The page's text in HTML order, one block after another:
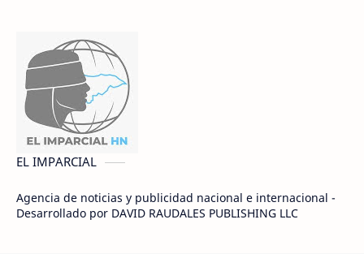
EL IMPARCIAL
Agencia de noticias y publicidad nacional e internacional -
Desarrollado por DAVID RAUDALES PUBLISHING LLC